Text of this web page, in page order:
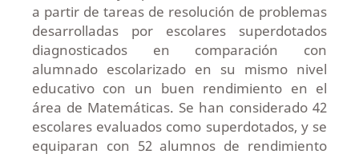
a partir de tareas de resolución de problemas
desarrolladas por escolares superdotados
diagnosticados en comparación con
alumnado escolarizado en su mismo nivel
educativo con un buen rendimiento en el
área de Matemáticas. Se han considerado 42
escolares evaluados como superdotados, y se
equiparan con 52 alumnos de rendimiento